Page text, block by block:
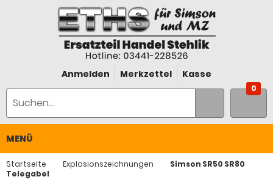
Anmelden Merkzettel Kasse
0
MENÜ
Startseite Explosionszeichnungen
Simson SR50 SR80
Telegabel